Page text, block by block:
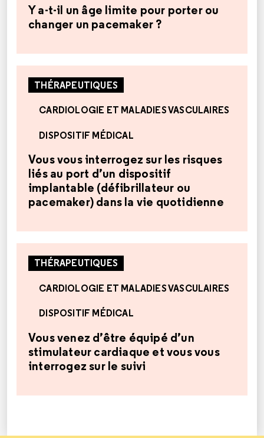
Y a-t-il un âge limite pour porter ou
changer un pacemaker ?
THÉRAPEUTIQUES
CARDIOLOGIE ET MALADIES VASCULAIRES
DISPOSITIF MÉDICAL
Vous vous interrogez sur les risques
liés au port d’un dispositif
implantable (défibrillateur ou
pacemaker) dans la vie quotidienne
THÉRAPEUTIQUES
CARDIOLOGIE ET MALADIES VASCULAIRES
DISPOSITIF MÉDICAL
Vous venez d’être équipé d’un
stimulateur cardiaque et vous vous
interrogez sur le suivi